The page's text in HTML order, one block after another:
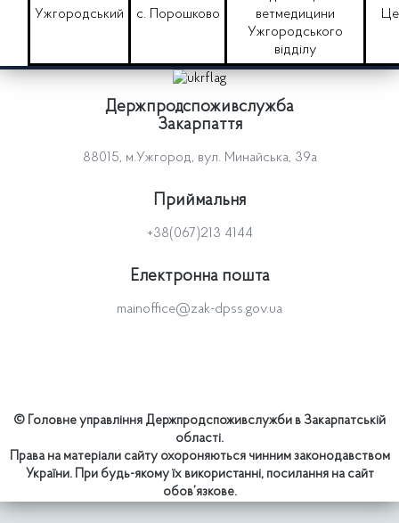
Ужгородський с. Порошково
ветмедицини
Ужгородського
відділу
Держпродспоживслужба
Закарпаття
88015, м.Ужгород, вул. Минайська, 39а
Приймальня
+38(067)213 4144
Електронна пошта
mainoffice@zak-dpss.gov.ua
© Головне управління Держпродспоживслужби в Закарпатській
області.
Права на матеріали сайту охороняються чинним законодавством
України. При будь-якому їх використанні, посилання на сайт
обов’язкове.